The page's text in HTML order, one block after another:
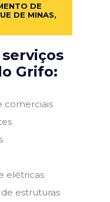
DE
DE MINAS,
Grifo:
comerciais
elétricas
estruturas